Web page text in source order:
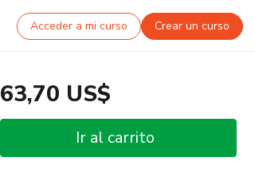
Acceder a mi curso Crear un curso
63,70 US$
Ir al carrito